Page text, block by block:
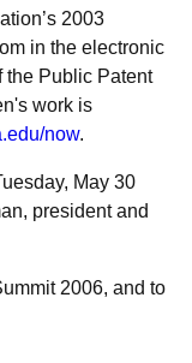
2003
in the electronic
the Public Patent
work is
now.
May 30
president and
2006, and to